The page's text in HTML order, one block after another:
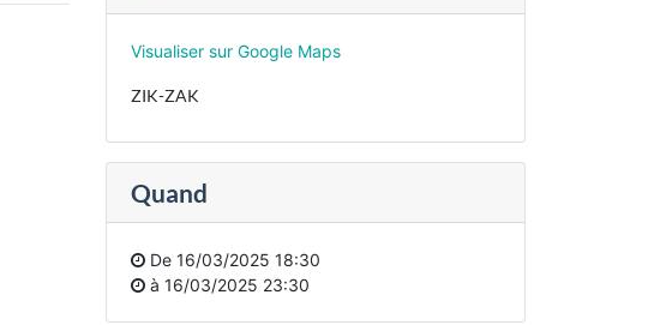
Visualiser sur Google Maps
ZIK-ZAK
Quand
De 16/03/2025 18:30
à 16/03/2025 23:30